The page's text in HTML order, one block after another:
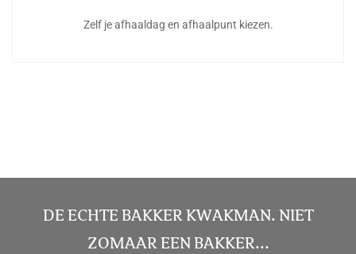
Zelf je afhaaldag en afhaalpunt kiezen.
DE ECHTE BAKKER KWAKMAN. NIET
ZOMAAR EEN BAKKER...